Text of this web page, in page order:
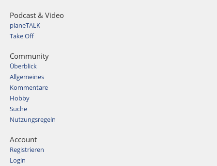
Podcast & Video
planeTALK
Take Off
Community
Überblick
Allgemeines
Kommentare
Hobby
Suche
Nutzungsregeln
Account
Registrieren
Login